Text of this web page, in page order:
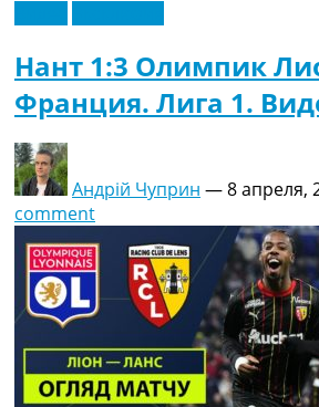
Нант 1:3 Олимпик
Франция. Лига 1.
Андрій Чуприн —8 апреля,
comment